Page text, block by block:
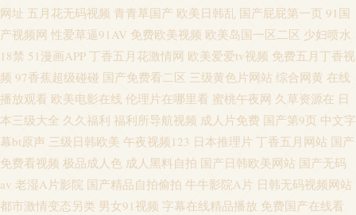
网址 五月花无码视频 青青草国产 欧美日韩乱 国产屁屁第一页 91国
产视频网 性爱草逼91AV 免费欧美视频 欧美岛国一区二区 少妇喷水
18禁 51漫画APP 丁香五月花激情网 欧美爱爱tv视频 免费五月丁香视
频 97香蕉超级碰碰 国产免费看二区 三级黄色片网站 综合网黄 在线
播放观看 欧美电影在线 伦理片在哪里看 蜜桃午夜网 久草资源在 日
本三级大全 久久福利 福利所导航视频 成人片免费 国产第9页 中文字
幕bt原声 三级日韩欧美 午夜视频123 日本推理片 丁香五月网站 国产
免费看视频 极品成人色 成人黑料自拍 国产日韩欧美网站 国产无码
av 老湿A片影院 国产精品自拍偷拍 牛牛影院A片 日韩无码视频网站
都市激情变态另类 男女91视频 字幕在线精品播放 免费国产在线看